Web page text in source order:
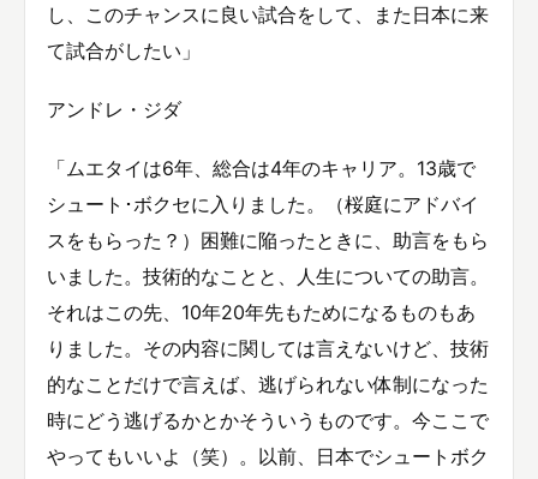
し、このチャンスに良い試合をして、また日本に来
て試合がしたい」
アンドレ・ジダ
「ムエタイは6年、総合は4年のキャリア。13歳で
シュート･ボクセに入りました。（桜庭にアドバイ
スをもらった？）困難に陥ったときに、助言をもら
いました。技術的なことと、人生についての助言。
それはこの先、10年20年先もためになるものもあ
りました。その内容に関しては言えないけど、技術
的なことだけで言えば、逃げられない体制になった
時にどう逃げるかとかそういうものです。今ここで
やってもいいよ（笑）。以前、日本でシュートボク